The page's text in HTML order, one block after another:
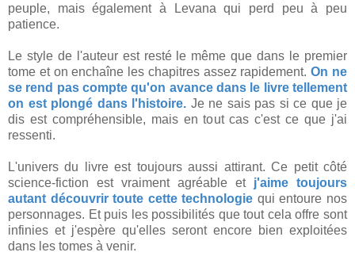
peuple, mais également à Levana qui perd peu à peu
patience.
Le style de l'auteur est resté le même que dans le premier
tome et on enchaîne les chapitres assez rapidement.On ne
se rend pas compte qu'on avance dans le livre tellement
on est plongé dans l'histoire. Je ne sais pas si ce que je
dis est compréhensible, mais en tout cas c'est ce que j'ai
ressenti.
L'univers du livre est toujours aussi attirant. Ce petit côté
science-fiction est vraiment agréable et j'aime toujours
autant découvrir toute cette technologie qui entoure nos
personnages. Et puis les possibilités que tout cela offre sont
infinies et j'espère qu'elles seront encore bien exploitées
dans les tomes à venir.